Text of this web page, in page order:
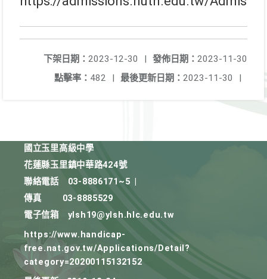
發佈日期： 2023-11-30
下架日期： 2023-12-30
|
最後更新日期： 2023-11-30 |
點擊率： 482 |
國立玉里高級中學
花蓮縣玉里鎮中華路424號
聯絡電話
03-8886171~5
傳真
03-8885529
電子信箱
ylsh19@ylsh.hlc.edu.tw
https://www.handicap-
free.nat.gov.tw/Applications/Detail?
category=20200115132152